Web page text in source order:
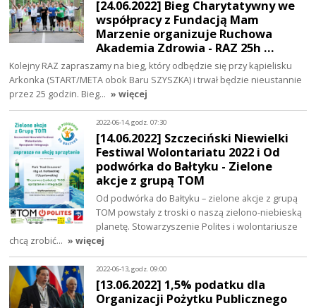
[24.06.2022] Bieg Charytatywny we
współpracy z Fundacją Mam
Marzenie organizuje Ruchowa
Akademia Zdrowia - RAZ 25h …
Kolejny RAZ zapraszamy na bieg, który odbędzie się przy kąpielisku
Arkonka (START/META obok Baru SZYSZKA) i trwał będzie nieustannie
przez 25 godzin. Bieg… » więcej
2022-06-14, godz. 07:30
[14.06.2022] Szczeciński Niewielki
Festiwal Wolontariatu 2022 i Od
podwórka do Bałtyku - Zielone
akcje z grupą TOM
Od podwórka do Bałtyku – zielone akcje z grupą
TOM powstały z troski o naszą zielono-niebieską
planetę. Stowarzyszenie Polites i wolontariusze
chcą zrobić… » więcej
2022-06-13, godz. 09:00
[13.06.2022] 1,5% podatku dla
Organizacji Pożytku Publicznego